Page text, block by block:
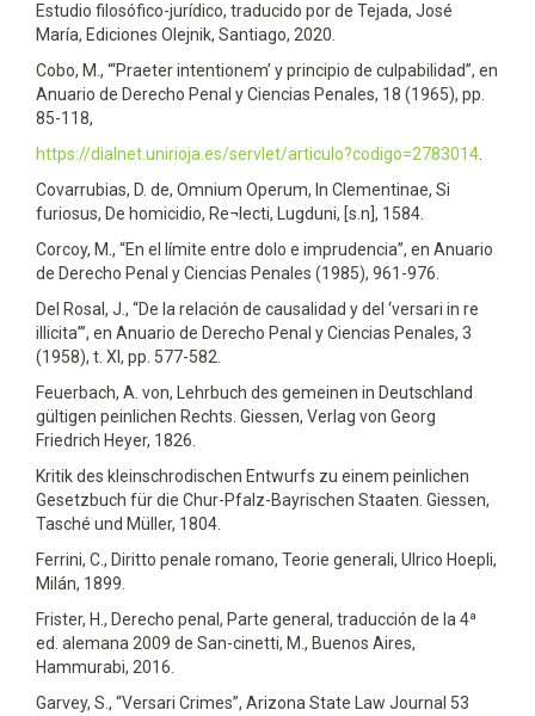
Estudio filosófico-jurídico, traducido por de Tejada, José
María, Ediciones Olejnik, Santiago, 2020.
Cobo, M., “‘Praeter intentionem’ y principio de culpabilidad”, en
Anuario de Derecho Penal y Ciencias Penales, 18 (1965), pp.
85-118,
https://dialnet.unirioja.es/servlet/articulo?codigo=2783014
Covarrubias, D. de, Omnium Operum, In Clementinae, Si
furiosus, De homicidio, Re¬lecti, Lugduni, [s.n], 1584.
Corcoy, M., “En el límite entre dolo e imprudencia”, en Anuario
de Derecho Penal y Ciencias Penales (1985), 961-976.
Del Rosal, J., “De la relación de causalidad y del ‘versari in re
illicita’”, en Anuario de Derecho Penal y Ciencias Penales, 3
(1958), t. XI, pp. 577-582.
Feuerbach, A. von, Lehrbuch des gemeinen in Deutschland
gültigen peinlichen Rechts. Giessen, Verlag von Georg
Friedrich Heyer, 1826.
Kritik des kleinschrodischen Entwurfs zu einem peinlichen
Gesetzbuch für die Chur-Pfalz-Bayrischen Staaten. Giessen,
Tasché und Müller, 1804.
Ferrini, C., Diritto penale romano, Teorie generali, Ulrico Hoepli,
Milán, 1899.
Frister, H., Derecho penal, Parte general, traducción de la 4ª
ed. alemana 2009 de San-cinetti, M., Buenos Aires,
Hammurabi, 2016.
Garvey, S., “Versari Crimes”, Arizona State Law Journal 53